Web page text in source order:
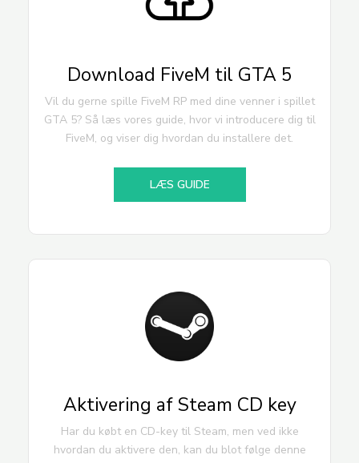
Download FiveM til GTA 5
Vil du gerne spille FiveM RP med dine venner i spillet
GTA 5? Så læs vores guide, hvor vi introducere dig til
FiveM, og viser dig hvordan du installere det.
LÆS GUIDE
Aktivering af Steam CD key
Har du købt en CD-key til Steam, men ved ikke
hvordan du aktivere den, kan du blot følge denne